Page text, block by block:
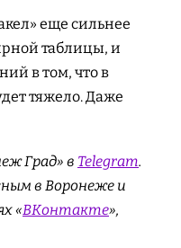
еще сильнее
таблицы, и
в том, что в
тяжело. Даже
Град» в Telegram.
в Воронеже и
«ВКонтакте»,